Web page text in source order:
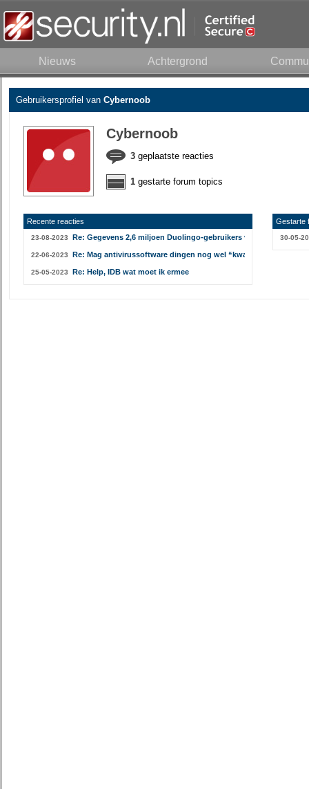
Nieuws Achtergrond
Gebruikersprofiel van Cybernoob
Cybernoob
3geplaatste reacties
1gestarte forum topics
Recente reacties
23-08-2023 Re: Gegevens 2,6 miljoen Duolingo-gebruikers verspreid via
22-06-2023 Re: Mag antivirussoftware dingen nog wel “kwaadaardig”
25-05-2023 Re: Help, IDB wat moet ik ermee
Gestarte
30-05-